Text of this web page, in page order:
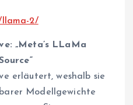
llama-2/
„Meta’s LLaMa
erläutert, weshalb sie
Modellgewichte